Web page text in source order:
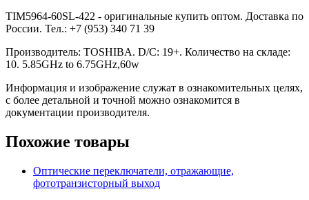
TIM5964-60SL-422 - оригинальные купить оптом. Доставка по
России. Тел.: +7 (953) 340 71 39
Производитель: TOSHIBA. D/C: 19+. Количество на складе:
10. 5.85GHz to 6.75GHz,60w
Информация и изображение служат в ознакомительных целях,
с более детальной и точной можно ознакомится в
документации производителя.
Похожие товары
Оптические переключатели, отражающие,
фототранзисторный выход